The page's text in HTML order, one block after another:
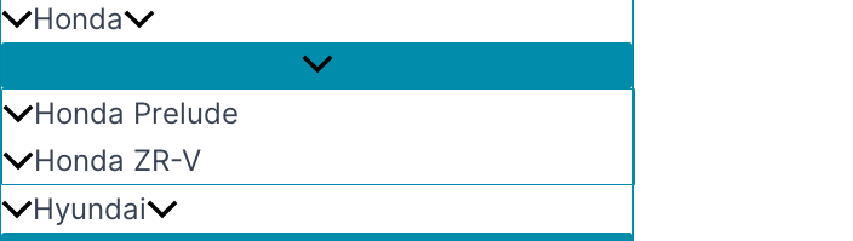
Honda
Honda Prelude
Honda ZR-V
Hyundai